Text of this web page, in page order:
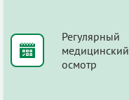
Регулярный
медицинский
осмотр